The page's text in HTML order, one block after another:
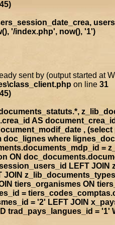
'/index.php', now(), '1')
sent by (output started
on line 31
AS
,
where
ON
LEFT
tiers_organismes ON
=
= '2' LEFT JOIN
trad_pays_langues_id =